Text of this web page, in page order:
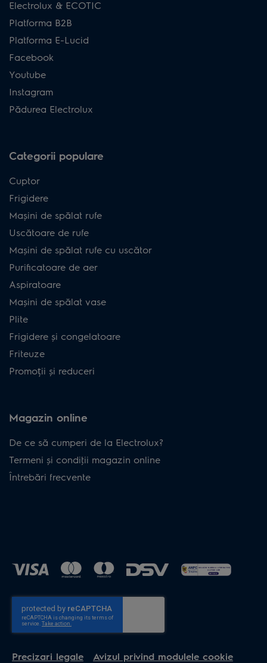
Electrolux & ECOTIC
Platforma B2B
Platforma E-Lucid
Facebook
Youtube
Instagram
Pădurea Electrolux
Categorii populare
Cuptor
Frigidere
Mașini de spălat rufe
Uscătoare de rufe
Mașini de spălat rufe cu uscător
Purificatoare de aer
Aspiratoare
Mașini de spălat vase
Plite
Frigidere și congelatoare
Friteuze
Promoții și reduceri
Magazin online
De ce să cumperi de la Electrolux?
Termeni și condiţii magazin online
Întrebări frecvente
Precizari legale Avizul privind modulele cookie